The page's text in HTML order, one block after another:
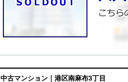
中古マンション｜港区南麻布3丁目